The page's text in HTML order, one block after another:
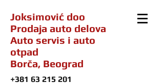
Joksimović doo
Prodaja auto delova
Auto servis i auto
otpad
Borča, Beograd
+381 63 215 201